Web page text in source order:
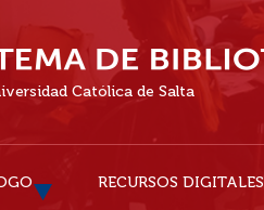
Católica de Salta
RECURSOS DIGITALES